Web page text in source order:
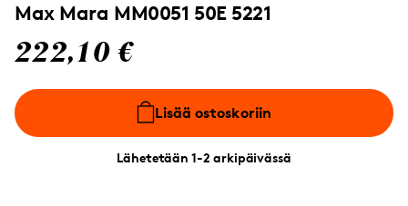
Max Mara MM0051 50E 5221
222,10 €
Lisää ostoskoriin
Lähetetään 1-2 arkipäivässä